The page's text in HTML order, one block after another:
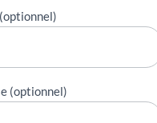
(optionnel)